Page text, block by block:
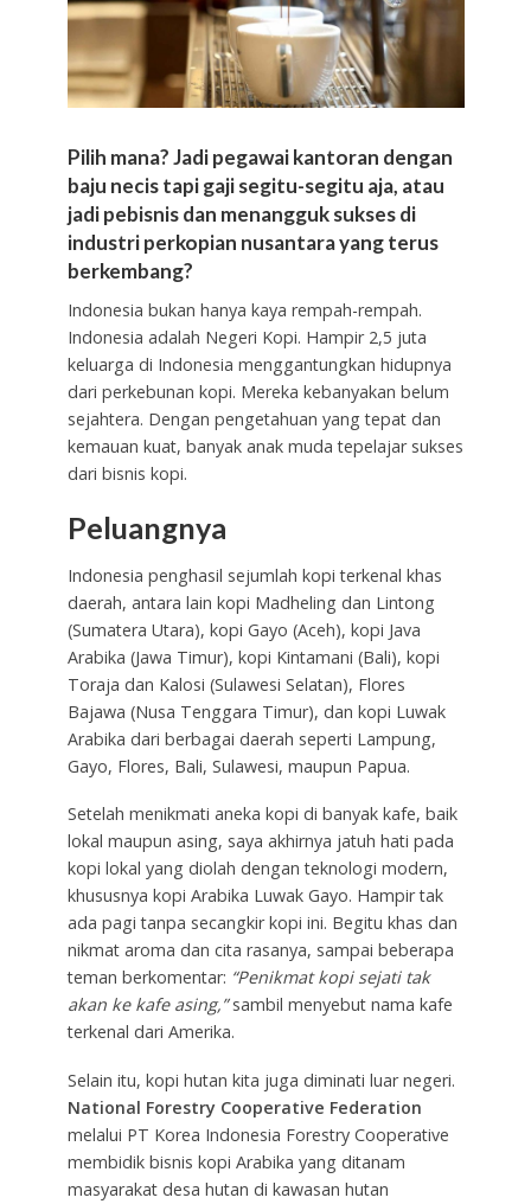
Pilih mana? Jadi pegawai kantoran dengan
baju necis tapi gaji segitu-segitu aja, atau
jadi pebisnis dan menangguk sukses di
industri perkopian nusantara yang terus
berkembang?
Indonesia bukan hanya kaya rempah-rempah.
Indonesia adalah Negeri Kopi. Hampir 2,5 juta
keluarga di Indonesia menggantungkan hidupnya
dari perkebunan kopi. Mereka kebanyakan belum
sejahtera. Dengan pengetahuan yang tepat dan
kemauan kuat, banyak anak muda tepelajar sukses
dari bisnis kopi.
Peluangnya
Indonesia penghasil sejumlah kopi terkenal khas
daerah, antara lain kopi Madheling dan Lintong
(Sumatera Utara), kopi Gayo (Aceh), kopi Java
Arabika (Jawa Timur), kopi Kintamani (Bali), kopi
Toraja dan Kalosi (Sulawesi Selatan), Flores
Bajawa (Nusa Tenggara Timur), dan kopi Luwak
Arabika dari berbagai daerah seperti Lampung,
Gayo, Flores, Bali, Sulawesi, maupun Papua.
Setelah menikmati aneka kopi di banyak kafe, baik
lokal maupun asing, saya akhirnya jatuh hati pada
kopi lokal yang diolah dengan teknologi modern,
khususnya kopi Arabika Luwak Gayo. Hampir tak
ada pagi tanpa secangkir kopi ini. Begitu khas dan
nikmat aroma dan cita rasanya, sampai beberapa
teman berkomentar: “Penikmat kopi sejati tak
akan ke kafe asing,”sambil menyebut nama kafe
terkenal dari Amerika.
Selain itu, kopi hutan kita juga diminati luar negeri.
National Forestry Cooperative Federation
melalui PT Korea Indonesia Forestry Cooperative
membidik bisnis kopi Arabika yang ditanam
masyarakat desa hutan di kawasan hutan